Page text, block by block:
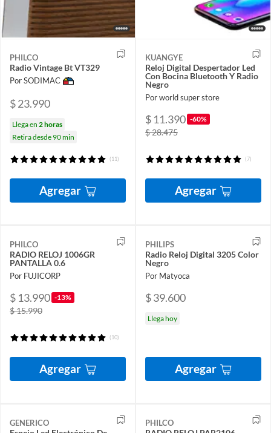
PHILCO
Radio Vintage Bt VT329
Por SODIMAC
$ 23.990
Llega en 2 horas
Retira desde 90 min
(11)
Agregar
KUANGYE
Reloj Digital Despertador Led
Con Bocina Bluetooth Y Radio
Negro
Por world super store
$ 11.390 -60%
$ 28.475
(7)
Agregar
PHILCO
RADIO RELOJ 1006GR
PANTALLA 0.6
Por FUJICORP
$ 13.990 -13%
$ 15.990
(10)
Agregar
PHILIPS
Radio Reloj Digital 3205 Color
Negro
Por Matyoca
$ 39.600
Llega hoy
Agregar
GENERICO PHILCO